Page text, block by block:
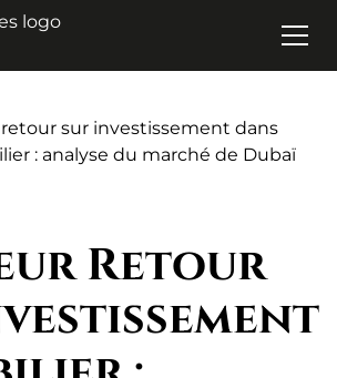
sur investissement dans
: analyse du marché de Dubaï
Retour